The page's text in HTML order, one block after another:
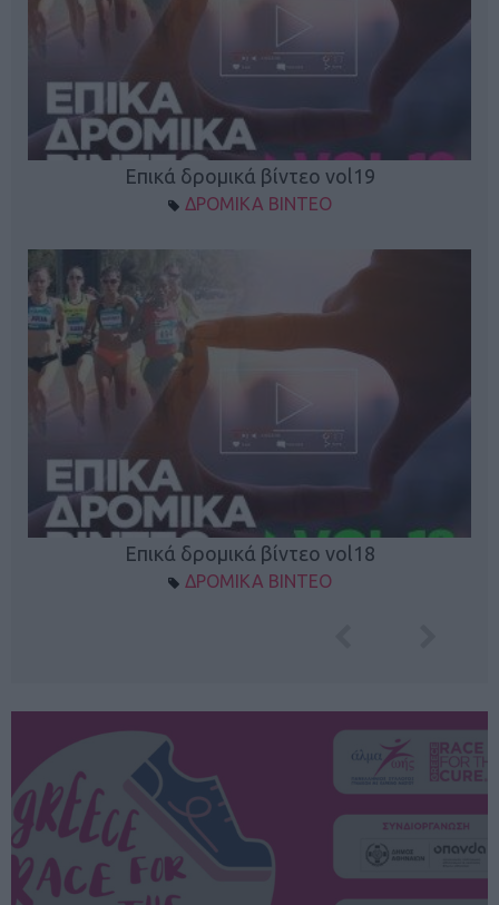
Επικά δρομικά βίντεο vol19
ΔΡΟΜΙΚΑ ΒΙΝΤΕΟ
Επικά δρομικά βίντεο vol18
ΔΡΟΜΙΚΑ ΒΙΝΤΕΟ